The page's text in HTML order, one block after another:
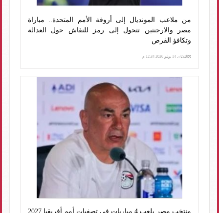
من ملاعب المونديال إلى أروقة الأمم المتحدة.. مباراة
مصر والارجنتين تتحول إلى رمز للنقاش حول العدالة
وتكافؤ الفرص
الثلاثاء، 14 يوليو 2026 12:34 م
منتخب مصر يلعب 4 مباريات فى تصفيات أمم أفريقيا 2027